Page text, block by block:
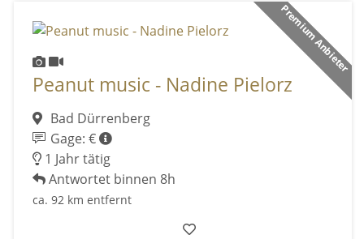
Premium Anbieter
Peanut music - Nadine Pielorz
Bad Dürrenberg
Gage: €
1 Jahr tätig
Antwortet binnen 8h
ca. 92 km entfernt